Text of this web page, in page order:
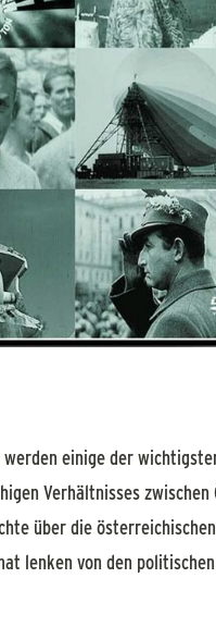
werden einige der
Verhältnisses
über die
lenken von den